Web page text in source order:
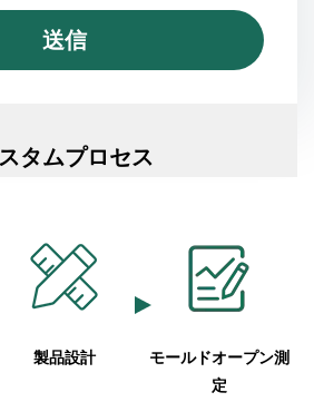
タムプロセス
製品設計
モールドオープン測
定